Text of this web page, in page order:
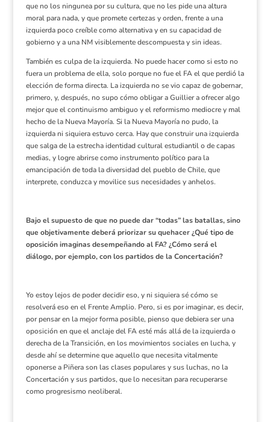
que no los ningunea por su cultura, que no les pide una altura
moral para nada, y que promete certezas y orden, frente a una
izquierda poco creíble como alternativa y en su capacidad de
gobierno y a una NM visiblemente descompuesta y sin ideas.
También es culpa de la izquierda. No puede hacer como si esto no
fuera un problema de ella, solo porque no fue el FA el que perdió la
elección de forma directa. La izquierda no se vio capaz de gobernar,
primero, y, después, no supo cómo obligar a Guillier a ofrecer algo
mejor que el continuismo ambiguo y el reformismo mediocre y mal
hecho de la Nueva Mayoría. Si la Nueva Mayoría no pudo, la
izquierda ni siquiera estuvo cerca. Hay que construir una izquierda
que salga de la estrecha identidad cultural estudiantil o de capas
medias, y logre abrirse como instrumento político para la
emancipación de toda la diversidad del pueblo de Chile, que
interprete, conduzca y movilice sus necesidades y anhelos.
Bajo el supuesto de que no puede dar “todas” las batallas, sino
que objetivamente deberá priorizar su quehacer ¿Qué tipo de
oposición imaginas desempeñando al FA? ¿Cómo será el
diálogo, por ejemplo, con los partidos de la Concertación?
Yo estoy lejos de poder decidir eso, y ni siquiera sé cómo se
resolverá eso en el Frente Amplio. Pero, si es por imaginar, es decir,
por pensar en la mejor forma posible, pienso que debiera ser una
oposición en que el anclaje del FA esté más allá de la izquierda o
derecha de la Transición, en los movimientos sociales en lucha, y
desde ahí se determine que aquello que necesita vitalmente
oponerse a Piñera son las clases populares y sus luchas, no la
Concertación y sus partidos, que lo necesitan para recuperarse
como progresismo neoliberal.